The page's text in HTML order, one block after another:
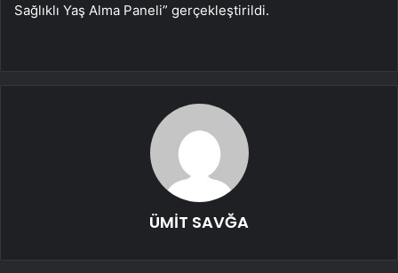
Sağlıklı Yaş Alma Paneli” gerçekleştirildi.
ÜMİT SAVĞA